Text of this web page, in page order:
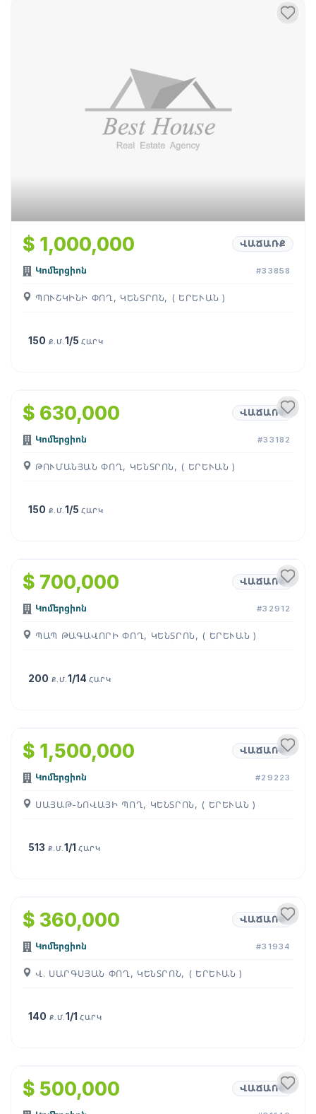
$ 1,000,000 ՎԱՃԱՌՔ
Կոմերցիոն #33858
ՊՈՒՇԿԻՆԻ ՓՈՂ, ԿԵՆՏՐՈՆ, ( ԵՐԵՒԱՆ )
150 Ք.Մ.1/5ՀԱՐԿ
$ 630,000 ՎԱՃԱՌՔ
Կոմերցիոն #33182
ԹՈՒՄԱՆՅԱՆ ՓՈՂ, ԿԵՆՏՐՈՆ, ( ԵՐԵՒԱՆ )
150 Ք.Մ.1/5ՀԱՐԿ
$ 700,000 ՎԱՃԱՌՔ
Կոմերցիոն #32912
ՊԱՊ ԹԱԳԱՎՈՐԻ ՓՈՂ, ԿԵՆՏՐՈՆ, ( ԵՐԵՒԱՆ )
200 Ք.Մ.1/14ՀԱՐԿ
$ 1,500,000 ՎԱՃԱՌՔ
Կոմերցիոն #29223
ՍԱՅԱԹ-ՆՈՎԱՅԻ ՊՈՂ, ԿԵՆՏՐՈՆ, ( ԵՐԵՒԱՆ )
513 Ք.Մ.1/1ՀԱՐԿ
$ 360,000 ՎԱՃԱՌՔ
Կոմերցիոն #31934
Վ. ՍԱՐԳՍՅԱՆ ՓՈՂ, ԿԵՆՏՐՈՆ, ( ԵՐԵՒԱՆ )
140 Ք.Մ.1/1ՀԱՐԿ
$ 500,000 ՎԱՃԱՌՔ